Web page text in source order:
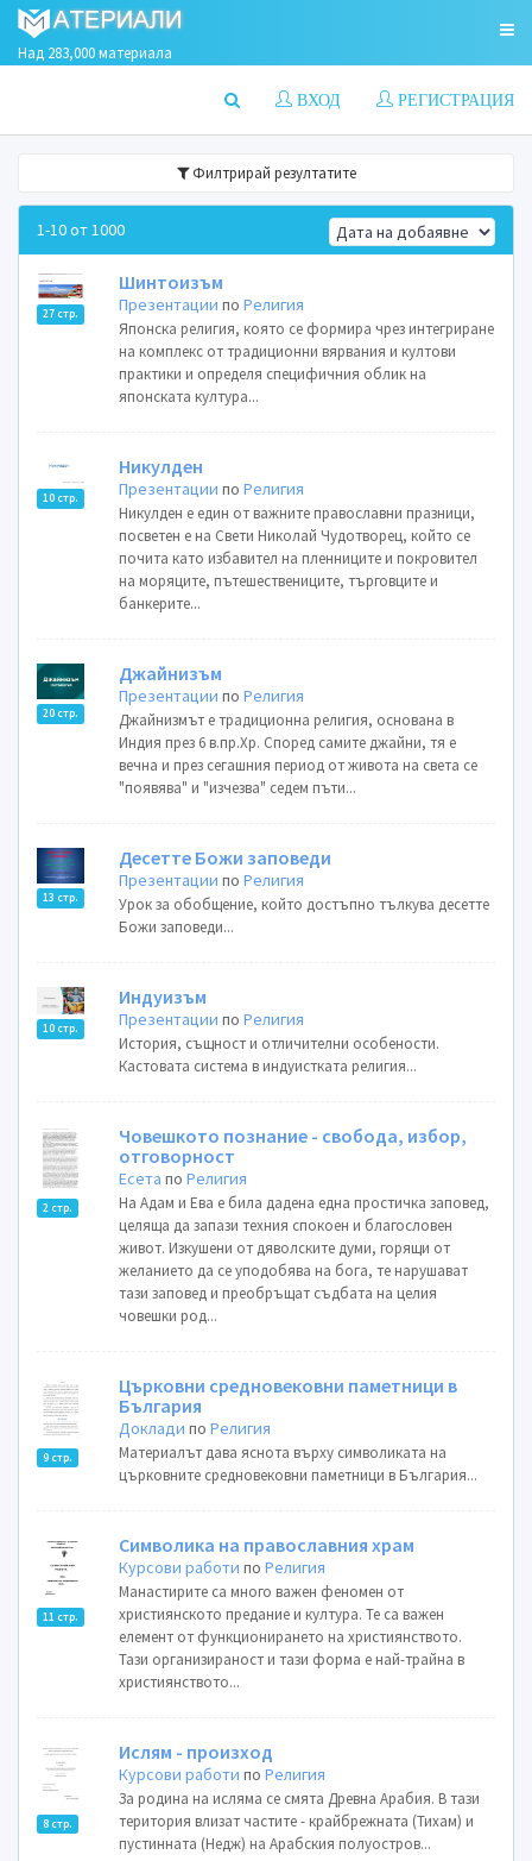
Над 283,000 материала
РЕГИСТРАЦИЯ
ВХОД
Филтрирай резултатите
1-10 от 1000
27 стр.
Шинтоизъм
Презентации поРелигия
Японска религия, която се формира чрез интегриране
на комплекс от традиционни вярвания и култови
практики и определя специфичния облик на
японската култура...
10 стр.
Никулден
Презентации поРелигия
Никулден е един от важните православни празници,
посветен е на Свети Николай Чудотворец, който се
почита като избавител на пленниците и покровител
на моряците, пътешествениците, търговците и
банкерите...
20 стр.
Джайнизъм
Презентации поРелигия
Джайнизмът е традиционна религия, основана в
Индия през 6 в.пр.Хр. Според самите джайни, тя е
вечна и през сегашния период от живота на света се
"появява" и "изчезва" седем пъти...
13 стр.
Десетте Божи заповеди
Презентации поРелигия
Урок за обобщение, който достъпно тълкува десетте
Божи заповеди...
10 стр.
Индуизъм
Презентации поРелигия
История, същност и отличителни особености.
Кастовата система в индуистката религия...
2 стр.
Човешкото познание - свобода, избор,
отговорност
Есета поРелигия
На Адам и Ева е била дадена една простичка заповед,
целяща да запази техния спокоен и благословен
живот. Изкушени от дяволските думи, горящи от
желанието да се уподобява на бога, те нарушават
тази заповед и преобръщат съдбата на целия
човешки род...
9 стр.
Църковни средновековни паметници в
България
Доклади поРелигия
Материалът дава яснота върху символиката на
църковните средновековни паметници в България...
11 стр.
Символика на православния храм
Курсови работи поРелигия
Манастирите са много важен феномен от
християнското предание и култура. Те са важен
елемент от функционирането на християнството.
Тази организираност и тази форма е най-трайна в
християнството...
8 стр.
Ислям - произход
Курсови работи поРелигия
За родина на исляма се смята Древна Арабия. В тази
територия влизат частите - крайбрежната (Тихам) и
пустинната (Недж) на Арабския полуостров...